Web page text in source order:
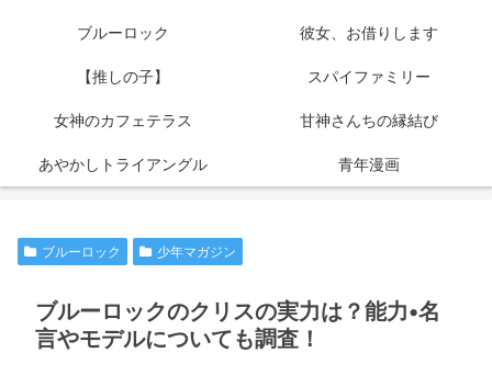
ブルーロック 彼女、お借りします
【推しの子】 スパイファミリー
女神のカフェテラス 甘神さんちの縁結び
あやかしトライアングル 青年漫画
ブルーロック 少年マガジン
ブルーロックのクリスの実力は？能力•名
言やモデルについても調査！